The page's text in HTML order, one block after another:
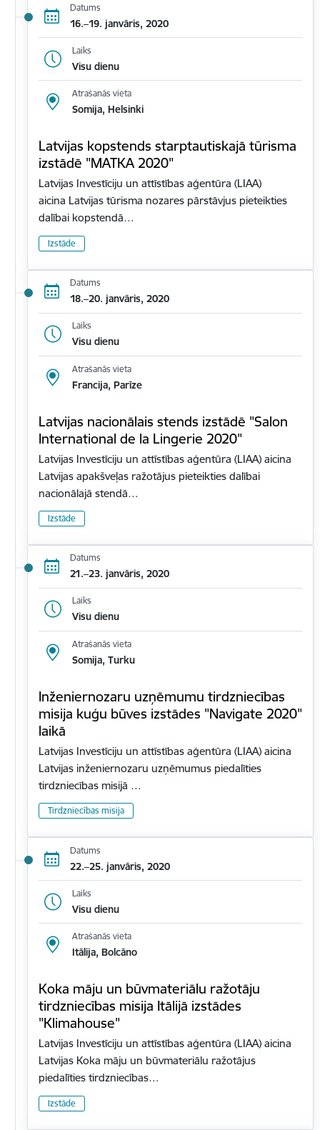
Datums
16.–19. janvāris, 2020
Laiks
Visu dienu
Atrašanās vieta
Somija, Helsinki
Latvijas kopstends starptautiskajā tūrisma
izstādē "MATKA 2020"
Latvijas Investīciju un attīstības aģentūra (LIAA)
aicina Latvijas tūrisma nozares pārstāvjus pieteikties
dalībai kopstendā…
Izstāde
Datums
18.–20. janvāris, 2020
Laiks
Visu dienu
Atrašanās vieta
Francija, Parīze
Latvijas nacionālais stends izstādē "Salon
International de la Lingerie 2020"
Latvijas Investīciju un attīstības aģentūra (LIAA) aicina
Latvijas apakšveļas ražotājus pieteikties dalībai
nacionālajā stendā…
Izstāde
Datums
21.–23. janvāris, 2020
Laiks
Visu dienu
Atrašanās vieta
Somija, Turku
Inženiernozaru uzņēmumu tirdzniecības
misija kuģu būves izstādes "Navigate 2020"
laikā
Latvijas Investīciju un attīstības aģentūra (LIAA) aicina
Latvijas inženiernozaru uzņēmumus piedalīties
tirdzniecības misijā …
Tirdzniecības misija
Datums
22.–25. janvāris, 2020
Laiks
Visu dienu
Atrašanās vieta
Itālija, Bolcāno
Koka māju un būvmateriālu ražotāju
tirdzniecības misija Itālijā izstādes
"Klimahouse"
Latvijas Investīciju un attīstības aģentūra (LIAA) aicina
Latvijas Koka māju un būvmateriālu ražotājus
piedalīties tirdzniecības…
Izstāde